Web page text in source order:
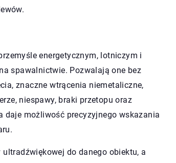
energetycznym, lotniczym i
spawalnictwie. Pozwalają one bez
znaczne wtrącenia niemetaliczne,
niespawy, braki przetopu oraz
daje możliwość precyzyjnego wskazania
do danego obiektu, a